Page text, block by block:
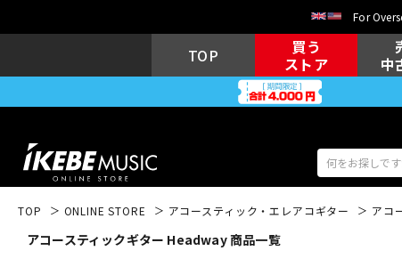
For
TOP
買う
ストア
中
エレキギター
TOP ONLINE STORE アコースティック・エレアコギター アコ
アコースティックギター Headway 商品一覧